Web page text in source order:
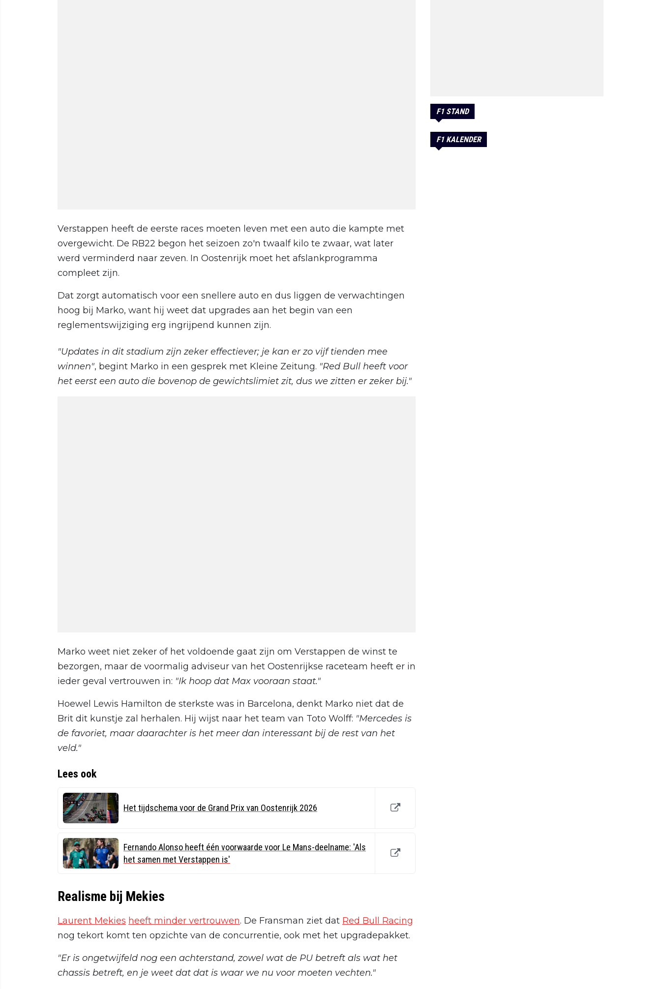
Verstappen heeft de eerste races moeten leven met een auto die kampte met
overgewicht. De RB22 begon het seizoen zo'n twaalf kilo te zwaar, wat later
werd verminderd naar zeven. In Oostenrijk moet het afslankprogramma
compleet zijn.
Dat zorgt automatisch voor een snellere auto en dus liggen de verwachtingen
hoog bij Marko, want hij weet dat upgrades aan het begin van een
reglementswijziging erg ingrijpend kunnen zijn.
"Updates in dit stadium zijn zeker effectiever; je kan er zo vijf tienden mee
winnen", begint Marko in een gesprek met Kleine Zeitung. "Red Bull heeft voor
het eerst een auto die bovenop de gewichtslimiet zit, dus we zitten er zeker bij."
Marko weet niet zeker of het voldoende gaat zijn om Verstappen de winst te
bezorgen, maar de voormalig adviseur van het Oostenrijkse raceteam heeft er in
ieder geval vertrouwen in: "Ik hoop dat Max vooraan staat."
Hoewel Lewis Hamilton de sterkste was in Barcelona, denkt Marko niet dat de
Brit dit kunstje zal herhalen. Hij wijst naar het team van Toto Wolff: "Mercedes is
de favoriet, maar daarachter is het meer dan interessant bij de rest van het
veld."
Lees ook
Het tijdschema voor de Grand Prix van Oostenrijk 2026
Fernando Alonso heeft één voorwaarde voor Le Mans-deelname: 'Als
het samen met Verstappen is'
Realisme bij Mekies
Laurent Mekies heeft minder vertrouwen. De Fransman ziet dat Red Bull Racing
nog tekort komt ten opzichte van de concurrentie, ook met het upgradepakket.
"Er is ongetwijfeld nog een achterstand, zowel wat de PU betreft als wat het
chassis betreft, en je weet dat dat is waar we nu voor moeten vechten."
F1 STAND
F1 KALENDER